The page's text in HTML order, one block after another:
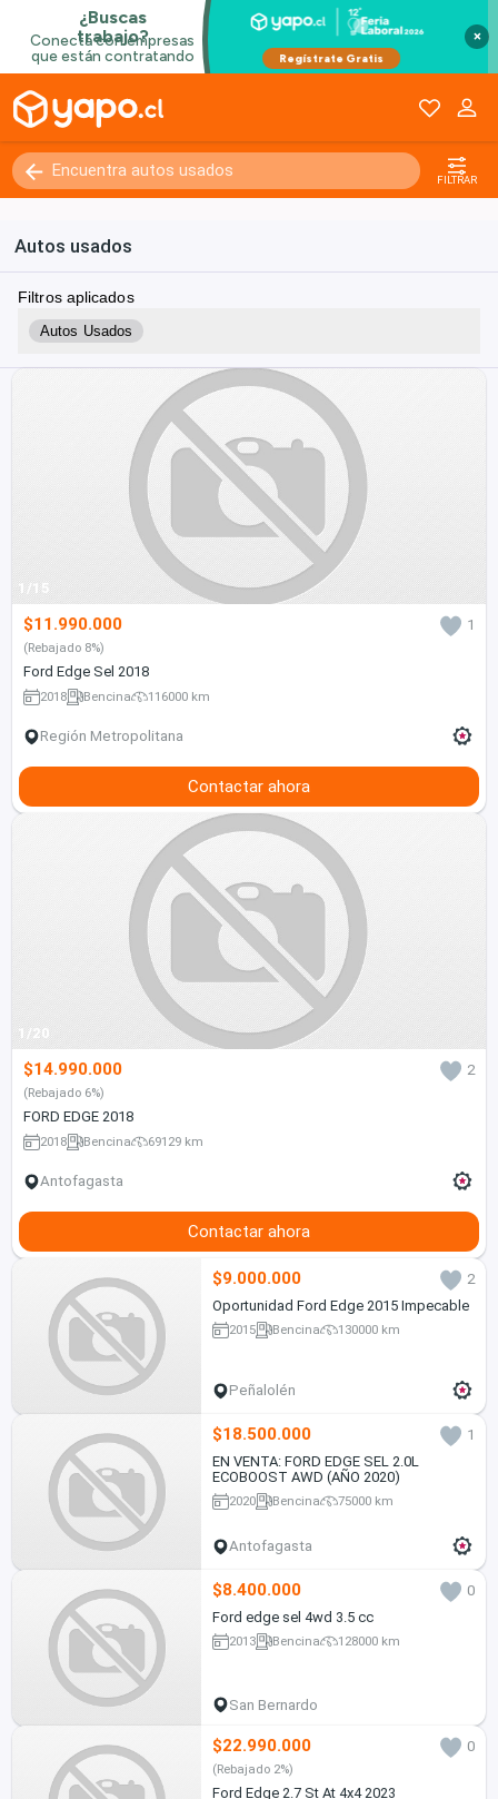
×
FILTRAR
Autos usados
Filtros aplicados
Autos Usados
1/15
$11.990.000 1
(Rebajado 8%)
Ford Edge Sel 2018
2018 Bencina 116000 km
Región Metropolitana
Contactar ahora
1/20
$14.990.000 2
(Rebajado 6%)
FORD EDGE 2018
2018 Bencina 69129 km
Antofagasta
Contactar ahora
$9.000.000
2
Oportunidad Ford Edge 2015 Impecable
2015 Bencina 130000 km
Peñalolén
$18.500.000
1
EN VENTA: FORD EDGE SEL 2.0L
ECOBOOST AWD (AÑO 2020)
2020 Bencina 75000 km
Antofagasta
$8.400.000
0
Ford edge sel 4wd 3.5 cc
2013 Bencina 128000 km
San Bernardo
$22.990.000 0
(Rebajado 2%)
Ford Edge 2.7 St At 4x4 2023